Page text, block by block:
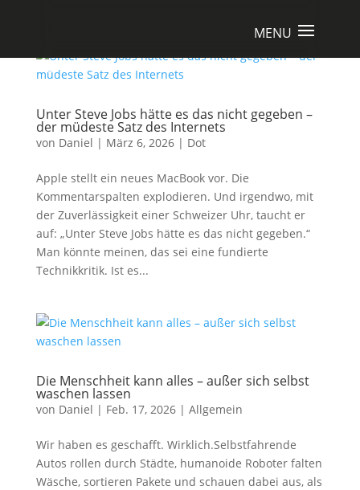
Unter Steve Jobs hätte es das nicht gegeben –
der müdeste Satz des Internets
von Daniel | März 6, 2026| Dot
Apple stellt ein neues MacBook vor. Die
Kommentarspalten explodieren. Und irgendwo, mit
der Zuverlässigkeit einer Schweizer Uhr, taucht er
auf: „Unter Steve Jobs hätte es das nicht gegeben.“
Man könnte meinen, das sei eine fundierte
Technikkritik. Ist es...
Die Menschheit kann alles – außer sich selbst
waschen lassen
von Daniel | Feb. 17, 2026| Allgemein
Wir haben es geschafft. Wirklich.Selbstfahrende
Autos rollen durch Städte, humanoide Roboter falten
Wäsche, sortieren Pakete und schauen dabei aus, als